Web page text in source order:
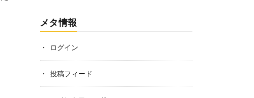
メタ情報
ログイン
投稿フィード